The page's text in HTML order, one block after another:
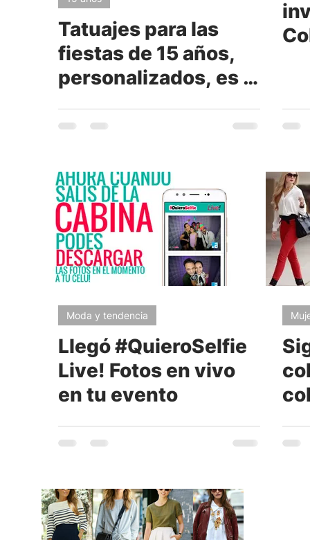
Tatuajes para las
fiestas de 15 años,
personalizados, es la
Moda y tendencia
Llegó #QuieroSelfie
Live! Fotos en vivo
en tu evento